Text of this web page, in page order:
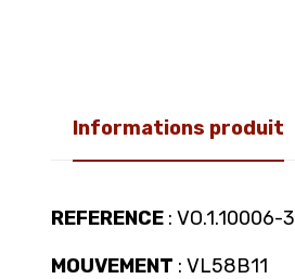
Informations produit
REFERENCE : VO.1.10006-3
MOUVEMENT : VL58B11